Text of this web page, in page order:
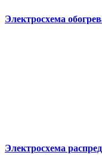
Электросхема
Электросхема